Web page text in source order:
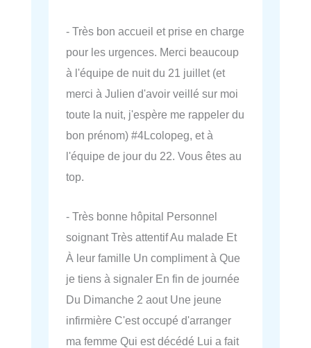
- Très bon accueil et prise en charge
pour les urgences. Merci beaucoup
à l'équipe de nuit du 21 juillet (et
merci à Julien d'avoir veillé sur moi
toute la nuit, j'espère me rappeler du
bon prénom) #4Lcolopeg, et à
l'équipe de jour du 22. Vous êtes au
top.
- Très bonne hôpital Personnel
soignant Très attentif Au malade Et
À leur famille Un compliment à Que
je tiens à signaler En fin de journée
Du Dimanche 2 aout Une jeune
infirmière C'est occupé d'arranger
ma femme Qui est décédé Lui a fait